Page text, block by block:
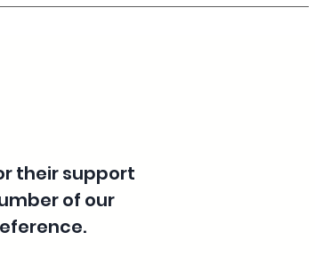
（或高品質尼龍系列），包括重型自閉鉸鏈、
their support
of our